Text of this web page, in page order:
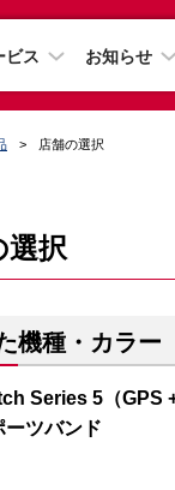
ビス お知らせ
店舗の選択
選択
機種・カラー
Series 5（GPS
ーツバンド